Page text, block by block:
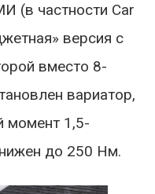
(в частности Car
версия с
вместо 8-
вариатор,
момент 1,5-
до 250 Нм.